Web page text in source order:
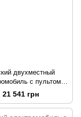
двухместный
с пультом
BMW Красный
21 541 грн